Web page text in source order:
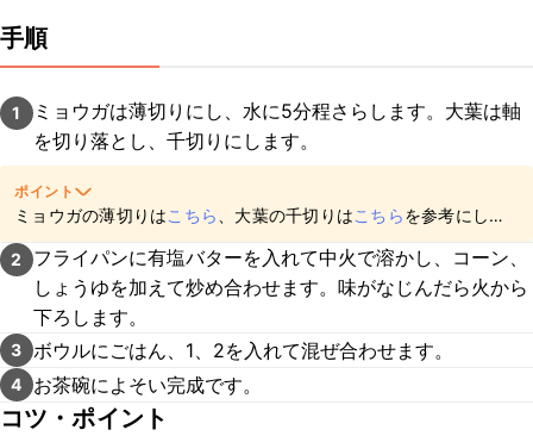
手順
1
ミョウガは薄切りにし、水に5分程さらします。大葉は軸
を切り落とし、千切りにします。
ポイント
ミョウガの薄切りはこちら 、大葉の千切りはこちらを参考にして
くださいね。
2
フライパンに有塩バターを入れて中火で溶かし、コーン、
しょうゆを加えて炒め合わせます。味がなじんだら火から
下ろします。
3 ボウルにごはん、1、2を入れて混ぜ合わせます。
4 お茶碗によそい完成です。
コツ・ポイント